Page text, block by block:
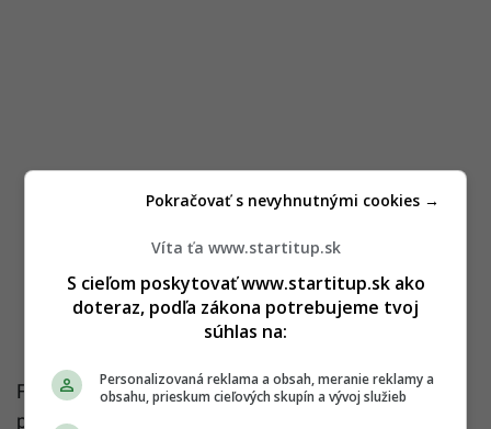
Fico zároveň pripustil, že vláda počíta s balíkom na
podporu rastu v objeme približne 1,7 miliardy eur.
Víta ťa www.startitup.sk
S cieľom poskytovať www.startitup.sk ako
doteraz, podľa zákona potrebujeme tvoj
súhlas na:
Personalizovaná reklama a obsah, meranie reklamy a
obsahu, prieskum cieľových skupín a vývoj služieb
Pokračovať s nevyhnutnými cookies →